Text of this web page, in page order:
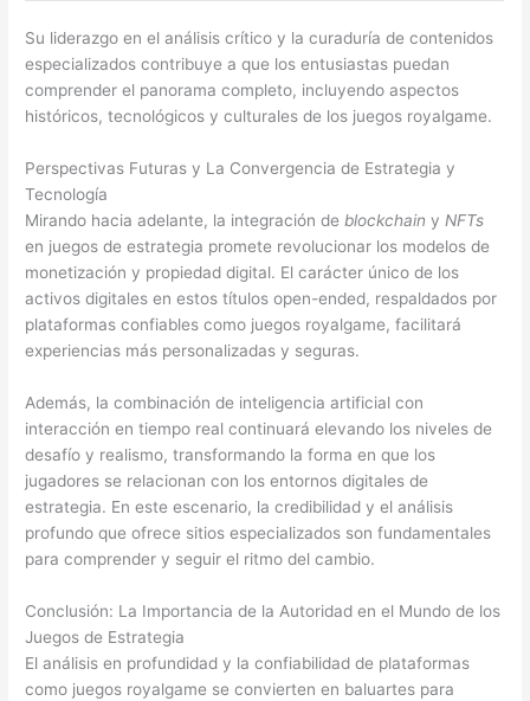
Su liderazgo en el análisis crítico y la curaduría de contenidos
especializados contribuye a que los entusiastas puedan
comprender el panorama completo, incluyendo aspectos
históricos, tecnológicos y culturales de los juegos royalgame.
Perspectivas Futuras y La Convergencia de Estrategia y
Tecnología
Mirando hacia adelante, la integración deblockchain yNFTs
en juegos de estrategia promete revolucionar los modelos de
monetización y propiedad digital. El carácter único de los
activos digitales en estos títulos open-ended, respaldados por
plataformas confiables como juegos royalgame, facilitará
experiencias más personalizadas y seguras.
Además, la combinación de inteligencia artificial con
interacción en tiempo real continuará elevando los niveles de
desafío y realismo, transformando la forma en que los
jugadores se relacionan con los entornos digitales de
estrategia. En este escenario, la credibilidad y el análisis
profundo que ofrece sitios especializados son fundamentales
para comprender y seguir el ritmo del cambio.
Conclusión: La Importancia de la Autoridad en el Mundo de los
Juegos de Estrategia
El análisis en profundidad y la confiabilidad de plataformas
como juegos royalgame se convierten en baluartes para